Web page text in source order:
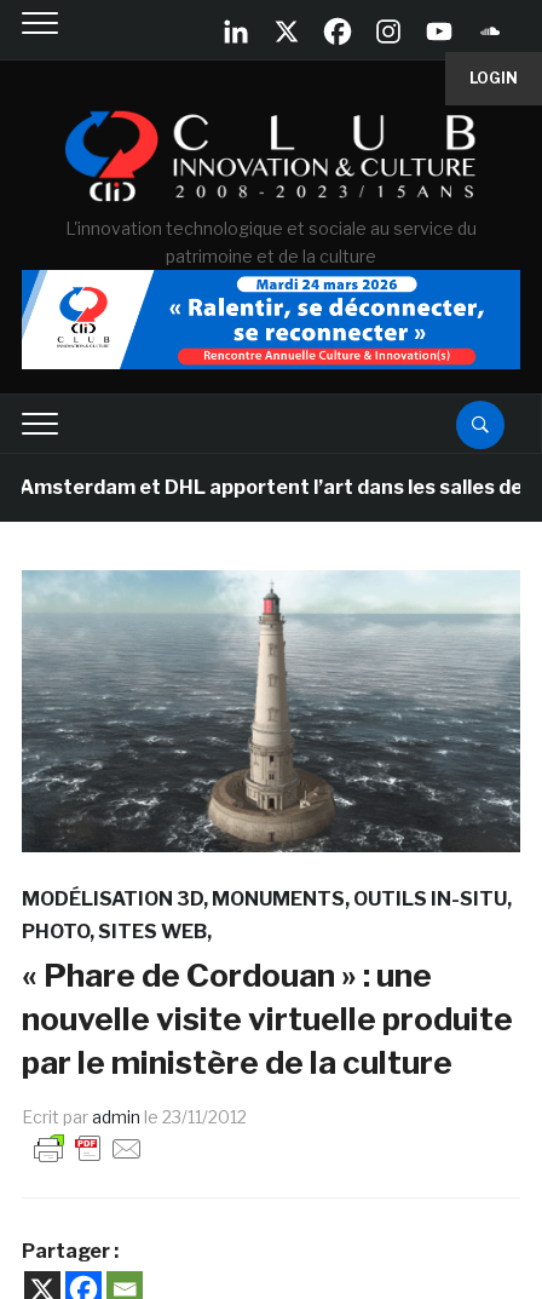
LOGIN
L'innovation technologique et sociale au service du
patrimoine et de la culture
et DHL apportent l’art dans les salles de classe
MODÉLISATION 3D MONUMENTS OUTILS IN-SITU
PHOTO SITES WEB
« Phare de Cordouan » : une
nouvelle visite virtuelle produite
par le ministère de la culture
Ecrit paradmin le 23/11/2012
Partager :